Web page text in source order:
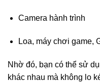
Camera hành trình
Loa, máy chơi game,
Nhờ đó, bạn có thể sử
khác nhau mà không lo